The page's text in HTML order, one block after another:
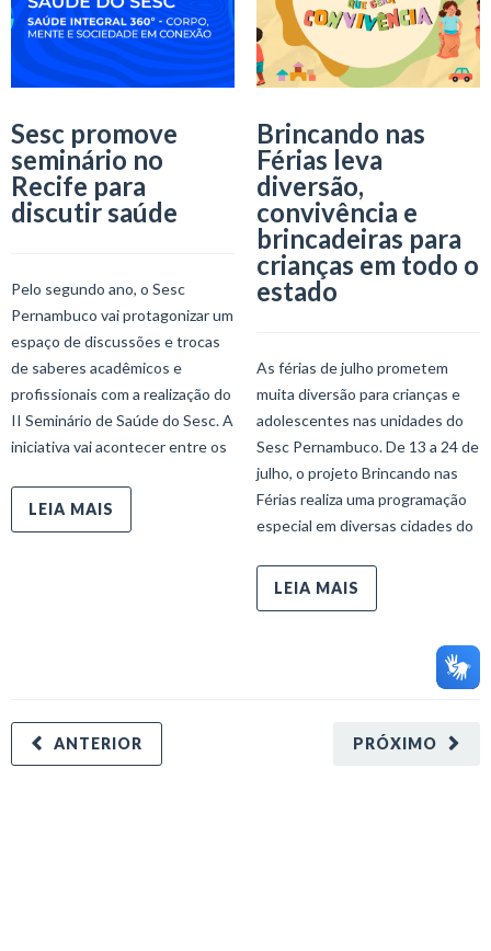
Sesc promove
seminário no
Recife para
discutir saúde
Pelo segundo ano, o Sesc
Pernambuco vai protagonizar um
espaço de discussões e trocas
de saberes acadêmicos e
profissionais com a realização do
II Seminário de Saúde do Sesc. A
iniciativa vai acontecer entre os
LEIA MAIS
Brincando nas
Férias leva
diversão,
convivência e
brincadeiras para
crianças em todo o
estado
As férias de julho prometem
muita diversão para crianças e
adolescentes nas unidades do
Sesc Pernambuco. De 13 a 24 de
julho, o projeto Brincando nas
Férias realiza uma programação
especial em diversas cidades do
LEIA MAIS
PRÓXIMO
ANTERIOR